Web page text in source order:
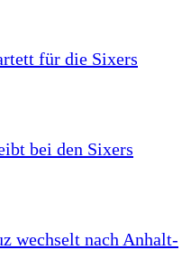
für die Sixers
bei den Sixers
wechselt nach Anhalt-